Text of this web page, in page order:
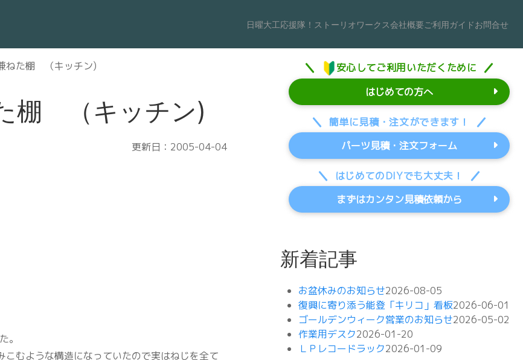
日曜大工応援隊！ ストーリオワークス会社概要ご利用ガイドお問合せ
ねた棚 （キッチン)
棚 （キッチン)
更新日：2005-04-04
。
むような構造になっていたので実はねじを全て
安心してご利用いただくために
はじめての方へ
簡単に見積・注文ができます！
パーツ見積・注文フォーム
はじめてのDIYでも大丈夫！
まずはカンタン見積依頼から
新着記事
お盆休みのお知らせ2026-08-05
復興に寄り添う能登「キリコ」看板2026-06-01
ゴールデンウィーク営業のお知らせ2026-05-02
作業用デスク2026-01-20
ＬＰレコードラック2026-01-09